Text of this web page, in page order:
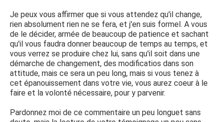
Je peux vous affirmer que si vous attendez qu'il change,
rien absolument rien ne se fera, et j'en suis formel. A vous
de le décider, armée de beaucoup de patience et sachant
qu'il vous faudra donner beaucoup de temps au temps, et
vous verrez se produire chez lui, sans qu'il soit dans une
démarche de changement, des modificatios dans son
attitude, mais ce sera un peu long, mais si vous tenez à
cet épanouissement dans votre vie, vous aurez coeur à le
faire et la volonté nécessaire, pour y parvenir.
Pardonnez moi de ce commentaire un peu longuet sans